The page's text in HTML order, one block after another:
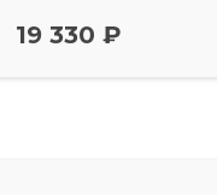
19 330 ₽